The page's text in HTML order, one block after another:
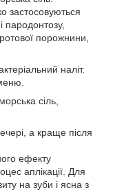
застосовуються
пародонтозу,
порожнини,
наліт.
сіль,
а краще після
ефекту
аплікації. Для
на зуби і ясна з